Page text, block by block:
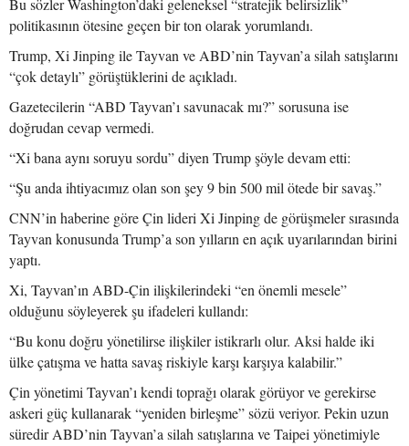
Bu sözler Washington’daki geleneksel “stratejik belirsizlik”
politikasının ötesine geçen bir ton olarak yorumlandı.
Trump, Xi Jinping ile Tayvan ve ABD’nin Tayvan’a silah satışlarını
“çok detaylı” görüştüklerini de açıkladı.
Gazetecilerin “ABD Tayvan’ı savunacak mı?” sorusuna ise
doğrudan cevap vermedi.
“Xi bana aynı soruyu sordu” diyen Trump şöyle devam etti:
“Şu anda ihtiyacımız olan son şey 9 bin 500 mil ötede bir savaş.”
CNN’in haberine göre Çin lideri Xi Jinping de görüşmeler sırasında
Tayvan konusunda Trump’a son yılların en açık uyarılarından birini
yaptı.
Xi, Tayvan’ın ABD-Çin ilişkilerindeki “en önemli mesele”
olduğunu söyleyerek şu ifadeleri kullandı:
“Bu konu doğru yönetilirse ilişkiler istikrarlı olur. Aksi halde iki
ülke çatışma ve hatta savaş riskiyle karşı karşıya kalabilir.”
Çin yönetimi Tayvan’ı kendi toprağı olarak görüyor ve gerekirse
askeri güç kullanarak “yeniden birleşme” sözü veriyor. Pekin uzun
süredir ABD’nin Tayvan’a silah satışlarına ve Taipei yönetimiyle